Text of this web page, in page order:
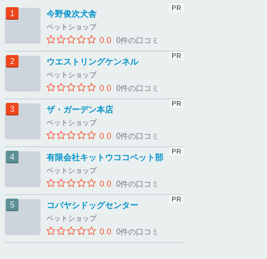
今野俊次犬舎
ペットショップ
0.0 0件の口コミ
ウエストリングケンネル
ペットショップ
0.0 0件の口コミ
ザ・ガーデン本店
ペットショップ
0.0 0件の口コミ
有限会社キットウココペット部
ペットショップ
0.0 0件の口コミ
コバヤシドッグセンター
ペットショップ
0.0 0件の口コミ